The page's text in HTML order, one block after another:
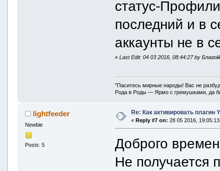
статус-
последний и в
аккаунты не в
«Last Edit: 04 03 2016, 08:44:27 by
"Паситесь мирные народы! Вас не
Рода в Роды — Ярмо с гремушками, да
lightfeeder
Newbie
Posts: 5
Re: Как активировать плагин
« Reply #7 on: 28 05 2016,
Доброго
Не получается